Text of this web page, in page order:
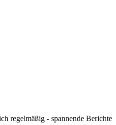
regelmäßig - spannende Berichte